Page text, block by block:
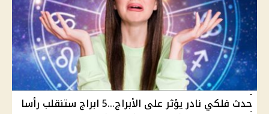
حدث فلكي نادر يؤثر على الأبراج...5 ابراج ستنقلب رأسا